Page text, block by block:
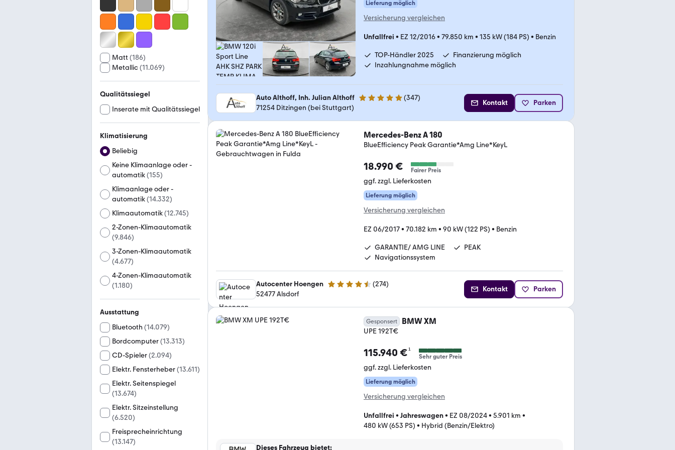
Matt (186)
Metallic(11.069)
Qualitätssiegel
Inserate mit Qualitätssiegel
Klimatisierung
Beliebig
Keine Klimaanlage oder -
automatik(155)
Klimaanlage oder -
automatik(14.332)
Klimaautomatik(12.745)
2-Zonen-Klimaautomatik
(9.846)
3-Zonen-Klimaautomatik
(4.677)
4-Zonen-Klimaautomatik
(1.180)
Ausstattung
Bluetooth (14.079)
Bordcomputer(13.313)
CD-Spieler(2.094)
Elektr. Fensterheber(13.611)
Elektr. Seitenspiegel
(13.674)
Elektr. Sitzeinstellung
(6.520)
Freisprecheinrichtung
(13.147)
Lieferung möglich
Versicherung vergleichen
Unfallfrei • EZ 12/2016• 79.850 km • 135 kW (184 PS) • Benzin
TOP-Händler 2025
Finanzierung möglich
Inzahlungnahme möglich
Auto Althoff, Inh. Julian Althoff 4.8 Sterne (347)
71254 Ditzingen (bei Stuttgart)
Kontakt Parken
Mercedes-Benz A 180
BlueEfficiency Peak Garantie*Amg Line*KeyL
18.990 € Fairer Preis
ggf. zzgl. Lieferkosten
Lieferung möglich
Versicherung vergleichen
EZ 06/2017• 70.182 km • 90 kW (122 PS) • Benzin
GARANTIE/ AMG LINE
PEAK
Navigationssystem
Autocenter Hoengen 4.5 Sterne (274)
52477 Alsdorf
Kontakt Parken
Gesponsert BMW XM
UPE 192T€
115.940 €¹
Sehr guter Preis
ggf. zzgl. Lieferkosten
Lieferung möglich
Versicherung vergleichen
Unfallfrei • Jahreswagen• EZ 08/2024• 5.901 km •
480 kW (653 PS) • Hybrid (Benzin/Elektro)
Dieses Fahrzeug bietet: